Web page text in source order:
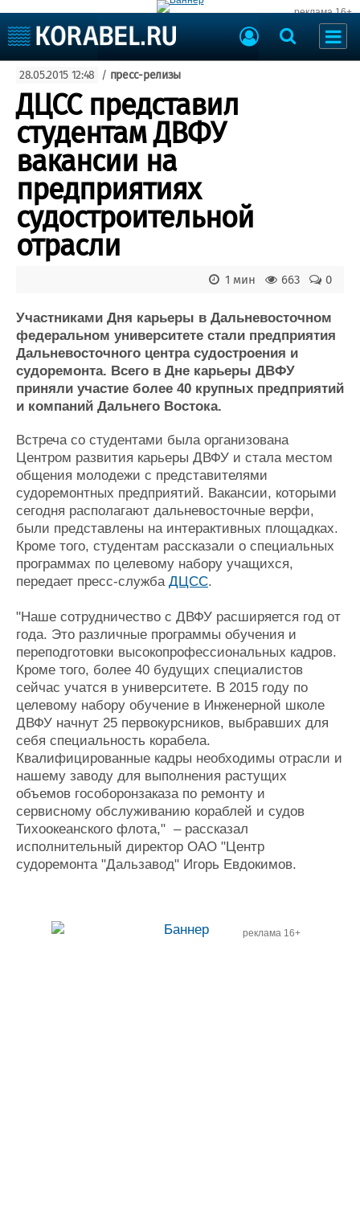
реклама 16+
Судоходство
Судоремонт
События
Пресс-релизы
Порты
Рыболовство
ВМФ
Яхты и катера
Еще
Судостроение
Пульс
Репутация
Работа
Крюинг
Журнал
Реклама
Продажа флота
Изделия
Материалы
Услуги
Конференции
Выставки и семинары
Личности
Словарь
Флот
Галерея флота
Форум
Отзывы
Все службы
28.05.2015 12:48 / пресс-релизы
ДЦСС представил
студентам ДВФУ
вакансии на
предприятиях
судостроительной
отрасли
0
663
1 мин
Участниками Дня карьеры в Дальневосточном
федеральном университете стали предприятия
Дальневосточного центра судостроения и
судоремонта. Всего в Дне карьеры ДВФУ
приняли участие более 40 крупных предприятий
и компаний Дальнего Востока.
Встреча со студентами была организована
Центром развития карьеры ДВФУ и стала местом
общения молодежи с представителями
судоремонтных предприятий. Вакансии, которыми
сегодня располагают дальневосточные верфи,
были представлены на интерактивных площадках.
Кроме того, студентам рассказали о специальных
программах по целевому набору учащихся,
передает пресс-служба ДЦСС.
"Наше сотрудничество с ДВФУ расширяется год от
года. Это различные программы обучения и
переподготовки высокопрофессиональных кадров.
Кроме того, более 40 будущих специалистов
сейчас учатся в университете. В 2015 году по
целевому набору обучение в Инженерной школе
ДВФУ начнут 25 первокурсников, выбравших для
себя специальность корабела.
Квалифицированные кадры необходимы отрасли и
нашему заводу для выполнения растущих
объемов гособоронзаказа по ремонту и
сервисному обслуживанию кораблей и судов
Тихоокеанского флота," – рассказал
исполнительный директор ОАО "Центр
судоремонта "Дальзавод" Игорь Евдокимов.
реклама 16+